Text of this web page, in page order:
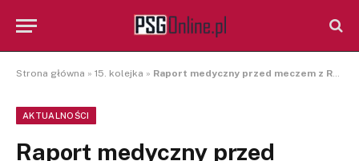
Strona główna » 15. kolejka » Raport medyczny przed meczem z Rennes
AKTUALNOŚCI
Raport medyczny przed